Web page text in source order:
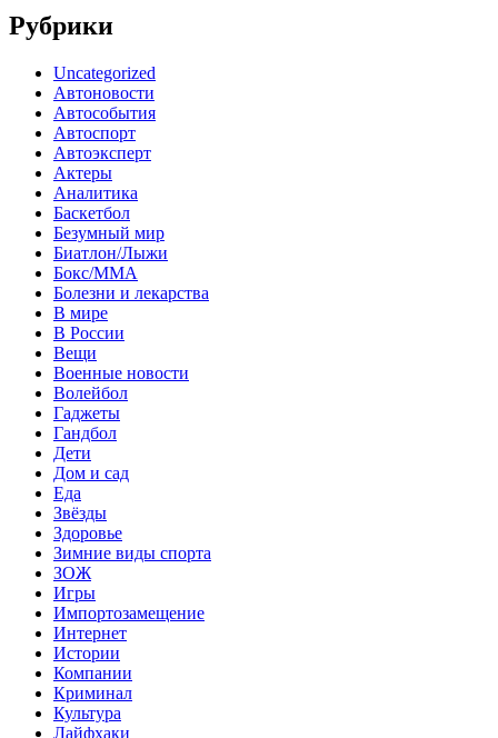
Рубрики
Uncategorized
Автоновости
Автособытия
Автоспорт
Автоэксперт
Актеры
Аналитика
Баскетбол
Безумный мир
Биатлон/Лыжи
Бокс/MMA
Болезни и лекарства
В мире
В России
Вещи
Военные новости
Волейбол
Гаджеты
Гандбол
Дети
Дом и сад
Еда
Звёзды
Здоровье
Зимние виды спорта
ЗОЖ
Игры
Импортозамещение
Интернет
Истории
Компании
Криминал
Культура
Лайфхаки